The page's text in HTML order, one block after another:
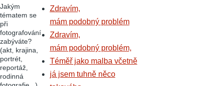
Jakým
tématem se
při
fotografování
zabýváte?
(akt, krajina,
portrét,
reportáž,
rodinná
Zdravím,
mám podobný problém
Zdravím,
mám podobný problém,
Téměř jako malba včetně
já jsem tuhně něco